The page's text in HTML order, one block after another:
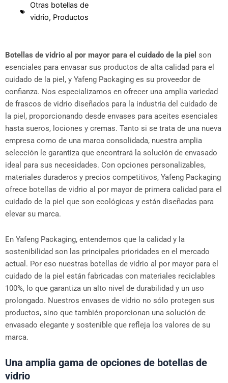
Otras botellas de
vidrio, Productos
Botellas de vidrio al por mayor para el cuidado de la piel son
esenciales para envasar sus productos de alta calidad para el
cuidado de la piel, y Yafeng Packaging es su proveedor de
confianza. Nos especializamos en ofrecer una amplia variedad
de frascos de vidrio diseñados para la industria del cuidado de
la piel, proporcionando desde envases para aceites esenciales
hasta sueros, lociones y cremas. Tanto si se trata de una nueva
empresa como de una marca consolidada, nuestra amplia
selección le garantiza que encontrará la solución de envasado
ideal para sus necesidades. Con opciones personalizables,
materiales duraderos y precios competitivos, Yafeng Packaging
ofrece botellas de vidrio al por mayor de primera calidad para el
cuidado de la piel que son ecológicas y están diseñadas para
elevar su marca.
En Yafeng Packaging, entendemos que la calidad y la
sostenibilidad son las principales prioridades en el mercado
actual. Por eso nuestras botellas de vidrio al por mayor para el
cuidado de la piel están fabricadas con materiales reciclables
100%, lo que garantiza un alto nivel de durabilidad y un uso
prolongado. Nuestros envases de vidrio no sólo protegen sus
productos, sino que también proporcionan una solución de
envasado elegante y sostenible que refleja los valores de su
marca.
Una amplia gama de opciones de botellas de
vidrio